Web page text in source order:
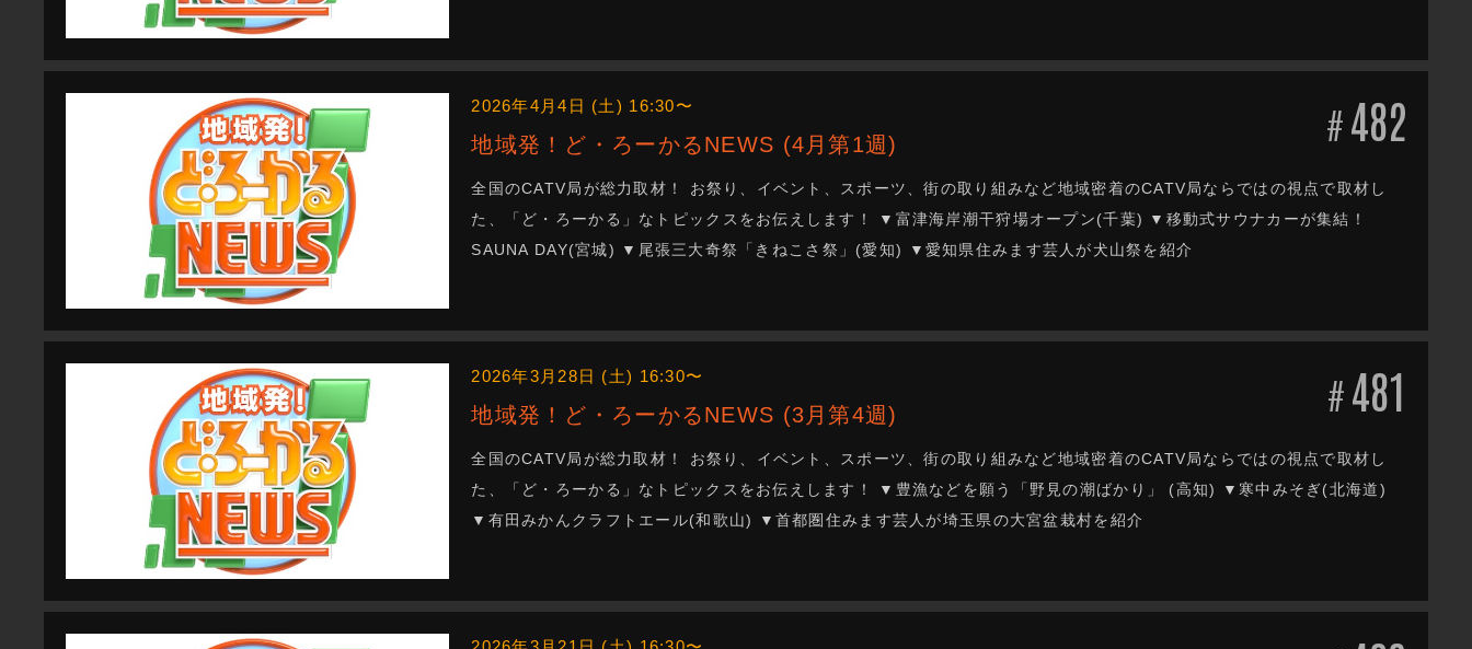
#482
2026年4月4日 (土) 16:30〜
地域発！ど・ろーかるNEWS (4月第1週)
全国のCATV局が総力取材！ お祭り、イベント、スポーツ、街の取り組みなど地域密着のCATV局ならではの視点で取材し
た、「ど・ろーかる」なトピックスをお伝えします！ ▼富津海岸潮干狩場オープン(千葉) ▼移動式サウナカーが集結！
SAUNA DAY(宮城) ▼尾張三大奇祭「きねこさ祭」(愛知) ▼愛知県住みます芸人が犬山祭を紹介
#481
2026年3月28日 (土) 16:30〜
地域発！ど・ろーかるNEWS (3月第4週)
全国のCATV局が総力取材！ お祭り、イベント、スポーツ、街の取り組みなど地域密着のCATV局ならではの視点で取材し
た、「ど・ろーかる」なトピックスをお伝えします！ ▼豊漁などを願う「野見の潮ばかり」 (高知) ▼寒中みそぎ(北海道)
▼有田みかんクラフトエール(和歌山) ▼首都圏住みます芸人が埼玉県の大宮盆栽村を紹介